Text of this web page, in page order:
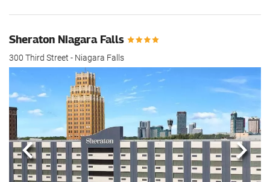
Sheraton Niagara Falls
300 Third Street - Niagara Falls
Előző